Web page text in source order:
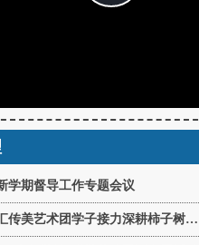
学期督导工作专题会议
我校群音汇传美艺术团学子接力深耕柿子树社区公益帮扶